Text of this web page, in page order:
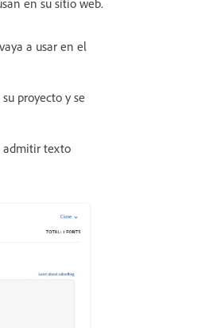
en su sitio web.
a usar en el
proyecto y se
admitir texto